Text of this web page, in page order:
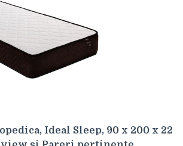
Ideal Sleep, 90 x 200 x 22